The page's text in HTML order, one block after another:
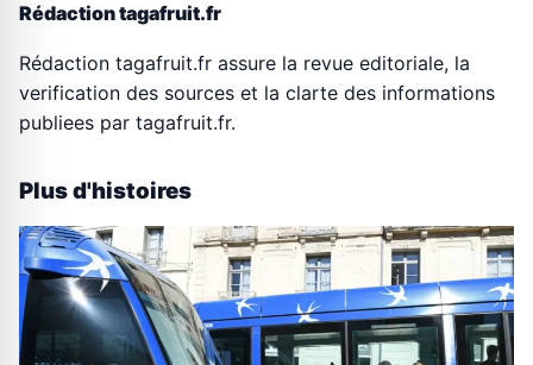
Rédaction tagafruit.fr
Rédaction tagafruit.fr assure la revue editoriale, la
verification des sources et la clarte des informations
publiees par tagafruit.fr.
Plus d'histoires